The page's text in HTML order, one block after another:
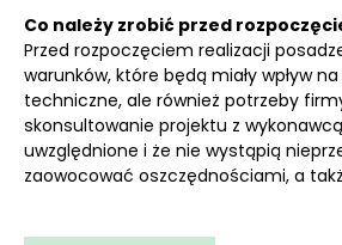
Co należy zrobić przed
Przed rozpoczęciem realizacji
warunków, które będą miały wpływ
techniczne, ale również potrzeby
skonsultowanie projektu z
uwzględnione i że nie wystąpią
zaowocować oszczędnościami, a